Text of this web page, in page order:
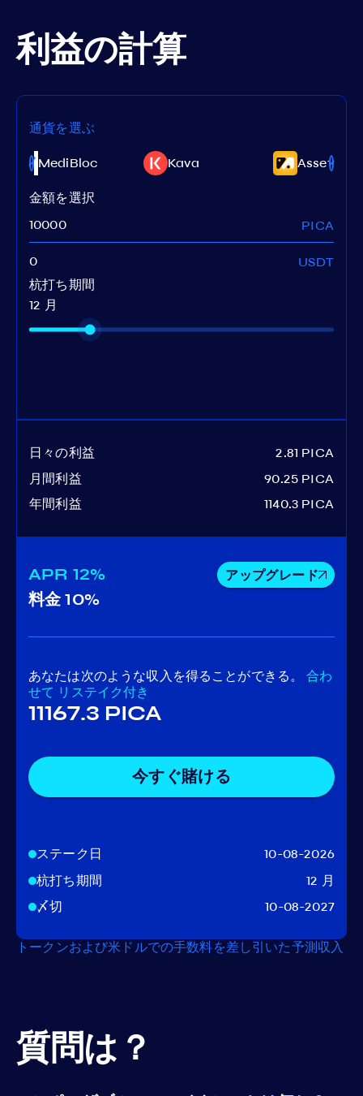
利益の計算
通貨を選ぶ
MediBloc Kava
金額を選択
PICA
USDT
杭打ち期間
12 月
日々の利益
2.81 PICA
月間利益
90.25 PICA
年間利益
1140.3 PICA
APR 12% アップグレード
料金10%
あなたは次のような収入を得ることができる。
合わ
せて リステイク付き
11167.3 PICA
今すぐ賭ける
ステーク日
10-08-2026
杭打ち期間
12 月
〆切
10-08-2027
トークンおよび米ドルでの手数料を差し引いた予測収入
質問は？